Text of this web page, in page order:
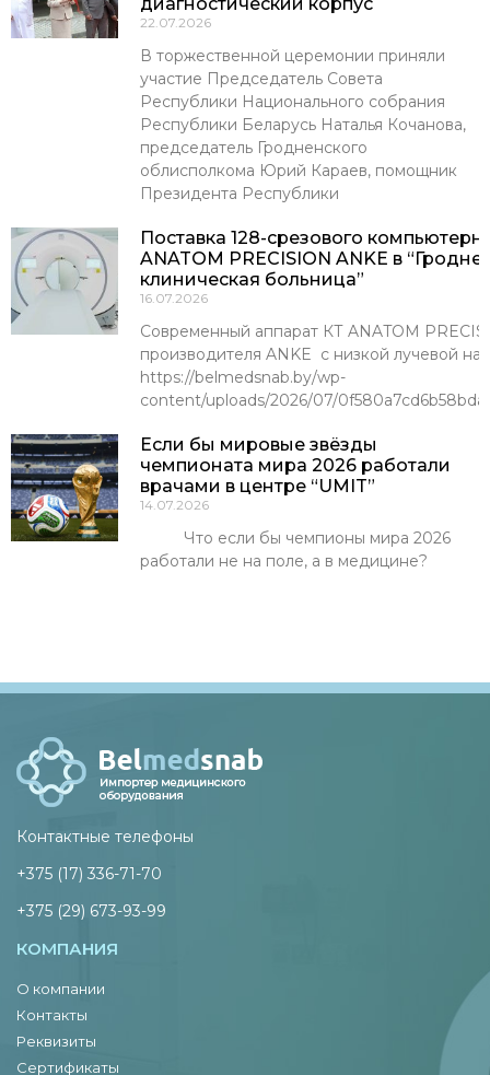
22.07.2026
В торжественной церемонии приняли
участие Председатель Совета
Республики Национального собрания
Республики Беларусь Наталья Кочанова,
председатель Гродненского
облисполкома Юрий Караев, помощник
Президента Республики
Поставка 128-срезового
ANATOM PRECISION ANKE в
клиническая больница”
16.07.2026
Современный аппарат КТ ANATOM
производителя ANKE с низкой лучевой
https://belmedsnab.by/wp-
content/uploads/2026/07/
Если бы мировые звёзды
чемпионата мира 2026 работали
врачами в центре “UMIT”
14.07.2026
Что если бы чемпионы мира 2026
работали не на поле, а в медицине?
Контактные телефоны
+375 (17) 336-71-70
+375 (29) 673-93-99
КОМПАНИЯ
О компании
Контакты
Реквизиты
Сертификаты